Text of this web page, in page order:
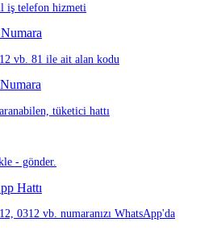
iş telefon hizmeti
vb. 81 ile ait alan kodu
tüketici hattı
- gönder.
Hattı
0312 vb. numaranızı WhatsApp'da